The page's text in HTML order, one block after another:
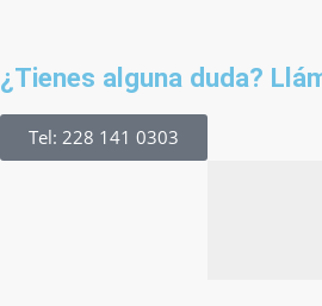
¿Tienes alguna duda?
Tel: 228 141 0303